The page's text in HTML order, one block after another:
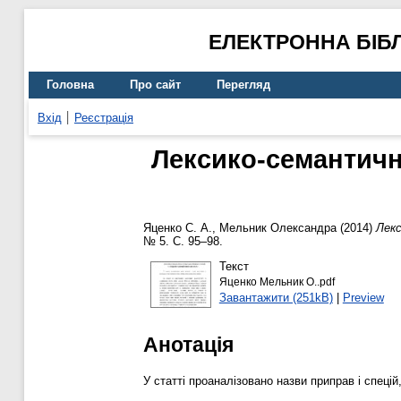
ЕЛЕКТРОННА
Головна Про сайт Перегляд
Вхід Реєстрація
Лексико-
Яценко С. А., Мельник Олександра(2014)
№ 5. С. 95–98.
Текст
Яценко Мельник О..pdf
Завантажити (251kB)| Preview
Анотація
У статті проаналізовано назви приправ і